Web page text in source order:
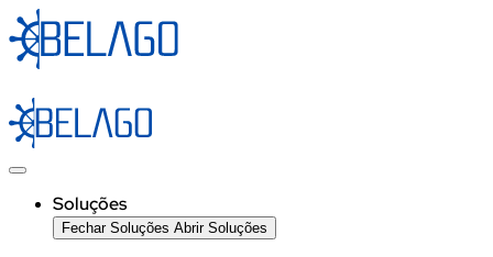
Ir
para
Soluções
Fechar Soluções Abrir Soluções